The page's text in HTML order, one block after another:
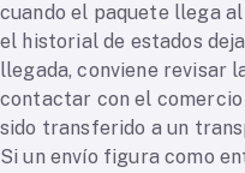
cuando el paquete llega
el historial de estados
llegada, conviene revisar
contactar con el
sido transferido a un
Si un envío figura como